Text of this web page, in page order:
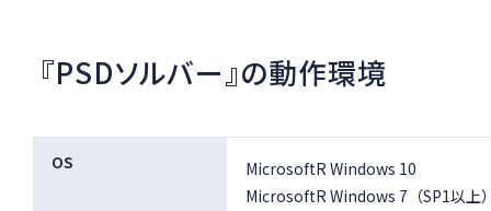
『PSDソルバー』の動作環境
OS
MicrosoftR Windows 10
MicrosoftR Windows 7（SP1以上